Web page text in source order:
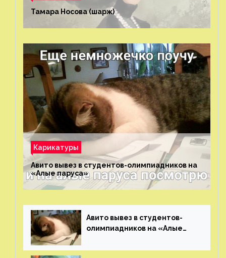
Тамара Носова (шарж)⁠⁠
Карикатуры
Авито вывез в студентов-олимпиадников на
«Алые паруса»⁠⁠
Авито вывез в студентов-
олимпиадников на «Алые